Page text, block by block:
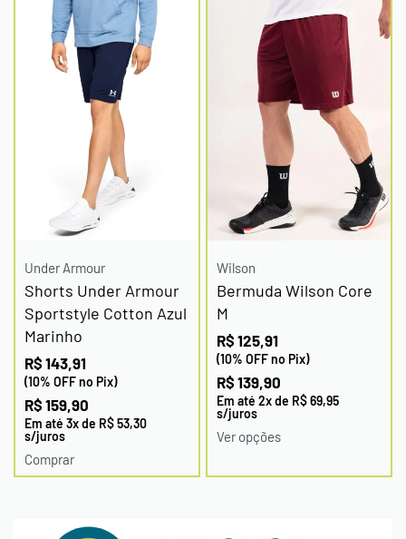
Under Armour
Shorts Under Armour
Sportstyle Cotton Azul
Marinho
R$ 143,91
(10% OFF no Pix)
R$ 159,90
Em até 3x de R$53,30
s/juros
Comprar
Wilson
Bermuda Wilson Core
M
R$ 125,91
(10% OFF no Pix)
R$ 139,90
Em até 2x de R$69,95
s/juros
Ver opções